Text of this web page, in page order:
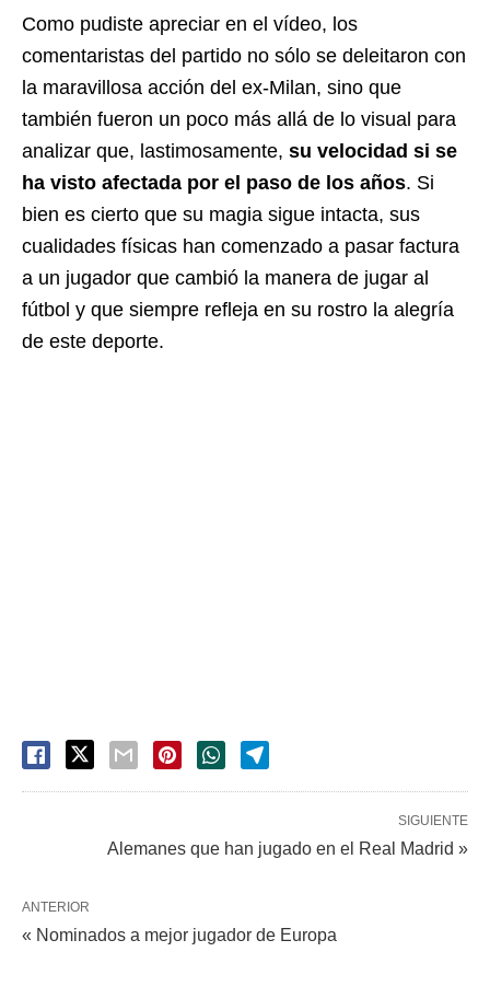
Como pudiste apreciar en el vídeo, los
comentaristas del partido no sólo se deleitaron con
la maravillosa acción del ex-Milan, sino que
también fueron un poco más allá de lo visual para
analizar que, lastimosamente, su velocidad si se
ha visto afectada por el paso de los años. Si
bien es cierto que su magia sigue intacta, sus
cualidades físicas han comenzado a pasar factura
a un jugador que cambió la manera de jugar al
fútbol y que siempre refleja en su rostro la alegría
de este deporte.
SIGUIENTE
Alemanes que han jugado en el Real Madrid »
ANTERIOR
« Nominados a mejor jugador de Europa